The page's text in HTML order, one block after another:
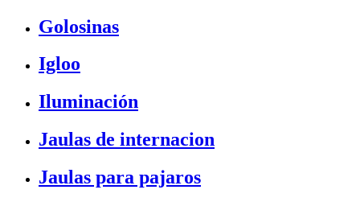
Golosinas
Igloo
Iluminación
Jaulas de internacion
Jaulas para pajaros